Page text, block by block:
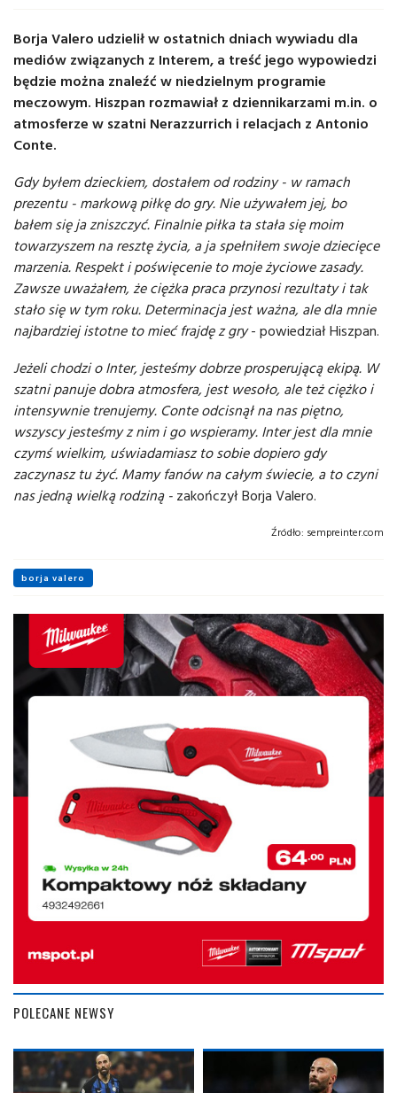
Borja Valero udzielił w ostatnich dniach wywiadu dla
mediów związanych z Interem, a treść jego wypowiedzi
będzie można znaleźć w niedzielnym programie
meczowym. Hiszpan rozmawiał z dziennikarzami m.in. o
atmosferze w szatni Nerazzurrich i relacjach z Antonio
Conte.
Gdy byłem dzieckiem, dostałem od rodziny - w ramach
prezentu - markową piłkę do gry. Nie używałem jej, bo
bałem się ja zniszczyć. Finalnie piłka ta stała się moim
towarzyszem na resztę życia, a ja spełniłem swoje dziecięce
marzenia. Respekt i poświęcenie to moje życiowe zasady.
Zawsze uważałem, że ciężka praca przynosi rezultaty i tak
stało się w tym roku. Determinacja jest ważna, ale dla mnie
najbardziej istotne to mieć frajdę z gry- powiedział Hiszpan.
Jeżeli chodzi o Inter, jesteśmy dobrze prosperującą ekipą. W
szatni panuje dobra atmosfera, jest wesoło, ale też ciężko i
intensywnie trenujemy. Conte odcisnął na nas piętno,
wszyscy jesteśmy z nim i go wspieramy. Inter jest dla mnie
czymś wielkim, uświadamiasz to sobie dopiero gdy
zaczynasz tu żyć. Mamy fanów na całym świecie, a to czyni
nas jedną wielką rodziną - zakończył Borja Valero.
Źródło: sempreinter.com
borja valero
POLECANE NEWSY